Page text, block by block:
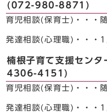
(072-980-8871)
育児相談(保育士)・・
発達相談(心理職)・・
楠根子育て支援セン
4306-4151)
育児相談(保育士)・・
発達相談(心理職)・・